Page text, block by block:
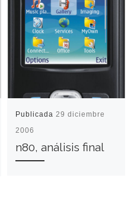
Publicada29 diciembre
2006
n80, análisis final